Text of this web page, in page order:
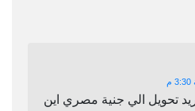
اريد تحويل الي جنية مصري اين